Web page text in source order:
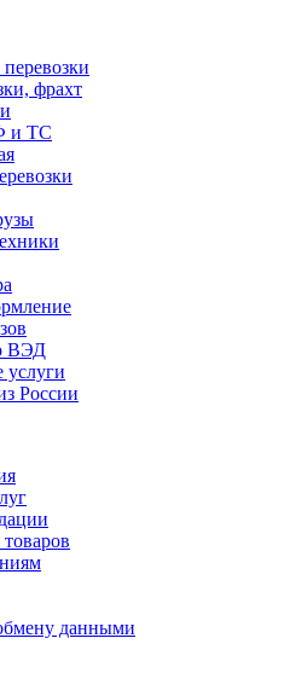
фрахт
и ТС
ВЭД
услуги
России
данными